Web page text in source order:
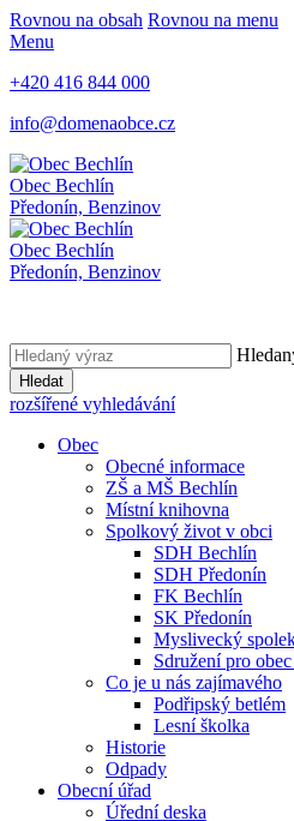
Rovnou na obsah Rovnou na menu
Menu
+420 416 844 000
info@domenaobce.cz
Obec Bechlín
Předonín, Benzinov
Obec Bechlín
Předonín, Benzinov
Hledat
rozšířené vyhledávání
Obec
Obecné informace
ZŠ a MŠ Bechlín
Místní knihovna
Spolkový život v obci
SDH Bechlín
SDH Předonín
FK Bechlín
SK Předonín
Myslivecký
Sdružení pro
Co je u nás zajímavého
Podřipský betlém
Lesní školka
Historie
Odpady
Obecní úřad
Úřední deska